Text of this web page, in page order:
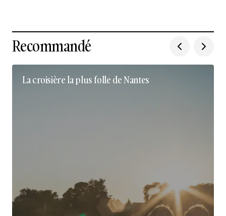
Recommandé
La croisière la plus folle de Nantes